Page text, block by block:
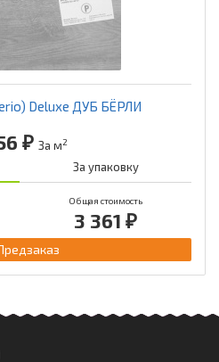
Deluxe ДУБ БЁРЛИ
₽ За м2
За упаковку
Общая стоимость
3 361 ₽